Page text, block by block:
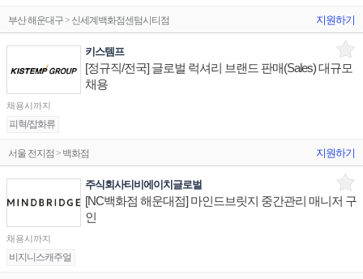
부산 해운대구 > 신세계백화점센텀시티점 지원하기
키스템프
[정규직/전국] 글로벌 럭셔리 브랜드 판매(Sales) 대규모
채용
채용시까지
피혁/잡화류
서울 전지점 > 백화점 지원하기
주식회사티비에이치글로벌
[NC백화점 해운대점] 마인드브릿지 중간관리 매니저 구
인
채용시까지
비지니스캐주얼